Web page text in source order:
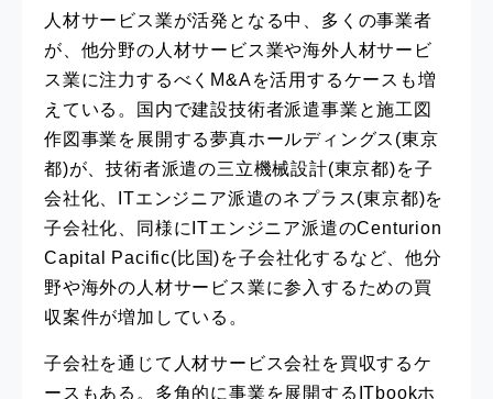
人材サービス業が活発となる中、多くの事業者
が、他分野の人材サービス業や海外人材サービ
ス業に注力するべくM&Aを活用するケースも増
えている。国内で建設技術者派遣事業と施工図
作図事業を展開する夢真ホールディングス(東京
都)が、技術者派遣の三立機械設計(東京都)を子
会社化、ITエンジニア派遣のネプラス(東京都)を
子会社化、同様にITエンジニア派遣のCenturion
Capital Pacific(比国)を子会社化するなど、他分
野や海外の人材サービス業に参入するための買
収案件が増加している。
子会社を通じて人材サービス会社を買収するケ
ースもある。多角的に事業を展開するITbookホ